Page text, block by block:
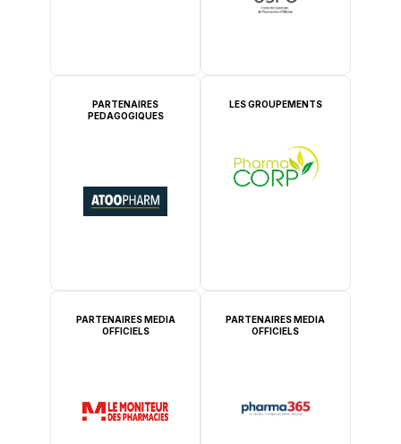
PARTENAIRES
PEDAGOGIQUES
LES GROUPEMENTS
PARTENAIRES MEDIA
OFFICIELS
PARTENAIRES MEDIA
OFFICIELS